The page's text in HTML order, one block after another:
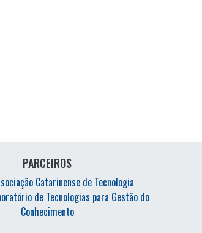
PARCEIROS
Catarinense de Tecnologia
de Tecnologias para Gestão do
Conhecimento